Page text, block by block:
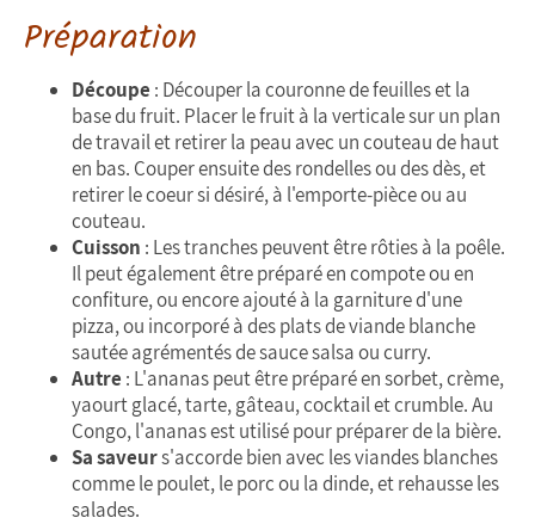
Préparation
Découpe : Découper la couronne de feuilles et la
base du fruit. Placer le fruit à la verticale sur un plan
de travail et retirer la peau avec un couteau de haut
en bas. Couper ensuite des rondelles ou des dès, et
retirer le coeur si désiré, à l'emporte-pièce ou au
couteau.
Cuisson : Les tranches peuvent être rôties à la poêle.
Il peut également être préparé en compote ou en
confiture, ou encore ajouté à la garniture d'une
pizza, ou incorporé à des plats de viande blanche
sautée agrémentés de sauce salsa ou curry.
Autre : L'ananas peut être préparé en sorbet, crème,
yaourt glacé, tarte, gâteau, cocktail et crumble. Au
Congo, l'ananas est utilisé pour préparer de la bière.
Sa saveurs'accorde bien avec les viandes blanches
comme le poulet, le porc ou la dinde, et rehausse les
salades.